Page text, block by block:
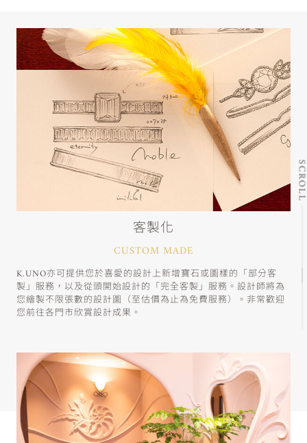
客製化
CUSTOM MADE
K.UNO亦可提供您於喜愛的設計上新增寶石或圖樣的「部分客
製」服務，以及從頭開始設計的「完全客製」服務。設計師將為
您繪製不限張數的設計圖（至估價為止為免費服務）。非常歡迎
您前往各門市欣賞設計成果。